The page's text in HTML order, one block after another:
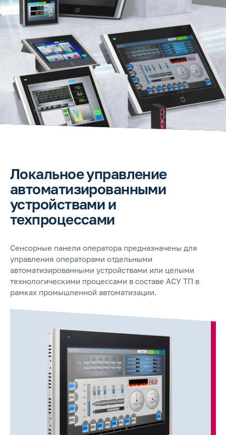
Локальное управление
автоматизированными
устройствами и
техпроцессами
Сенсорные панели оператора предназначены для
управления операторами отдельными
автоматизированными устройствами или целыми
технологическими процессами в составе АСУ ТП в
рамках промышленной автоматизации.